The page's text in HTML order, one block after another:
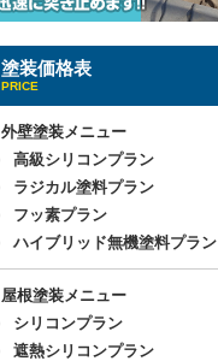
塗装価格表
PRICE
外壁塗装メニュー
高級シリコンプラン
ラジカル塗料プラン
フッ素プラン
ハイブリッド無機塗料プラン
屋根塗装メニュー
シリコンプラン
遮熱シリコンプラン